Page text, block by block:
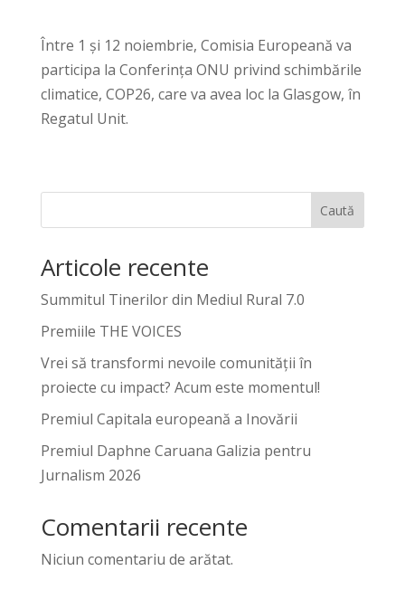
Între 1 și 12 noiembrie, Comisia Europeană va
participa la Conferința ONU privind schimbările
climatice, COP26, care va avea loc la Glasgow, în
Regatul Unit.
Caută
Articole recente
Summitul Tinerilor din Mediul Rural 7.0
Premiile THE VOICES
Vrei să transformi nevoile comunității în
proiecte cu impact? Acum este momentul!
Premiul Capitala europeană a Inovării
Premiul Daphne Caruana Galizia pentru
Jurnalism 2026
Comentarii recente
Niciun comentariu de arătat.